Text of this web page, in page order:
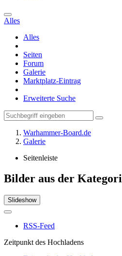
Alles
Alles
Seiten
Forum
Galerie
Marktplatz-Eintrag
Erweiterte Suche
Warhammer-Board.de
Galerie
Seitenleiste
Bilder aus der
Slideshow
RSS-Feed
Zeitpunkt des Hochladens